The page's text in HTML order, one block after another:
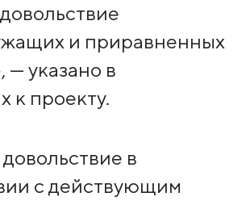
и приравненных
— указано в
к проекту.
в
с действующим